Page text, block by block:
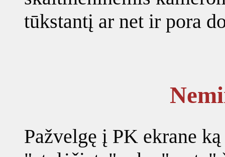
tūkstantį ar net ir pora
Pažvelgę į PK ekrane